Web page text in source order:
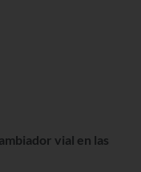
vial en las